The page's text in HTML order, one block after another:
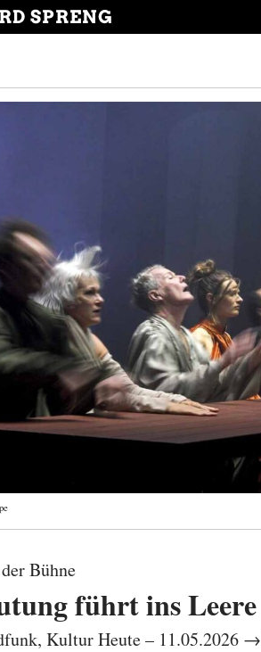
SPRENG
Bühne
führt ins Leere
Kultur Heute – 11.05.2026 →